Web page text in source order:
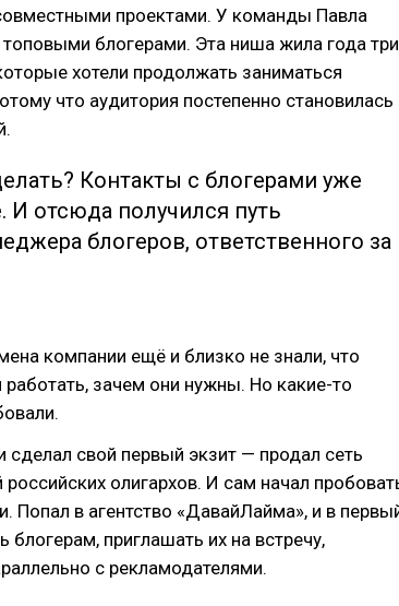
проектами. У команды Павла
блогерами. Эта ниша жила года
хотели продолжать заниматься
что аудитория постепенно становилась
Контакты с блогерами уже
И отсюда получился путь
блогеров, ответственного за
компании ещё и близко не знали, что
зачем они нужны. Но какие-то
сделал свой первый экзит — продал сеть
олигархов. И сам начал
Попал в агентство «ДавайЛайма», и в
блогерам, приглашать их на встречу,
с рекламодателями.